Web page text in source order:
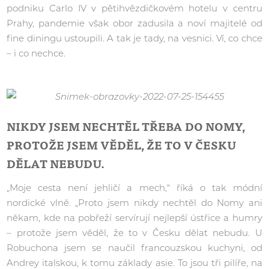
podniku Carlo IV v pětihvězdičkovém hotelu v centru
Prahy, pandemie však obor zadusila a noví majitelé od
fine diningu ustoupili. A tak je tady, na vesnici. Ví, co chce
– i co nechce.
NIKDY JSEM NECHTĚL TŘEBA DO NOMY,
PROTOŽE JSEM VĚDĚL, ŽE TO V ČESKU
DĚLAT NEBUDU.
„Moje cesta není jehličí a mech,“ říká o tak módní
nordické vlně. „Proto jsem nikdy nechtěl do Nomy ani
někam, kde na pobřeží servírují nejlepší ústřice a humry
– protože jsem věděl, že to v Česku dělat nebudu. U
Robuchona jsem se naučil francouzskou kuchyni, od
Andrey italskou, k tomu základy asie. To jsou tři pilíře, na